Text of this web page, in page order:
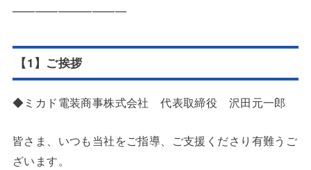
━━━━━━━━━━
【1】ご挨拶
◆ミカド電装商事株式会社 代表取締役 沢田元一郎
皆さま、いつも当社をご指導、ご支援くださり有難うご
ざいます。